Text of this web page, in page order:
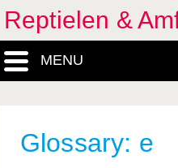
Reptielen &
MENU
Glossary: e